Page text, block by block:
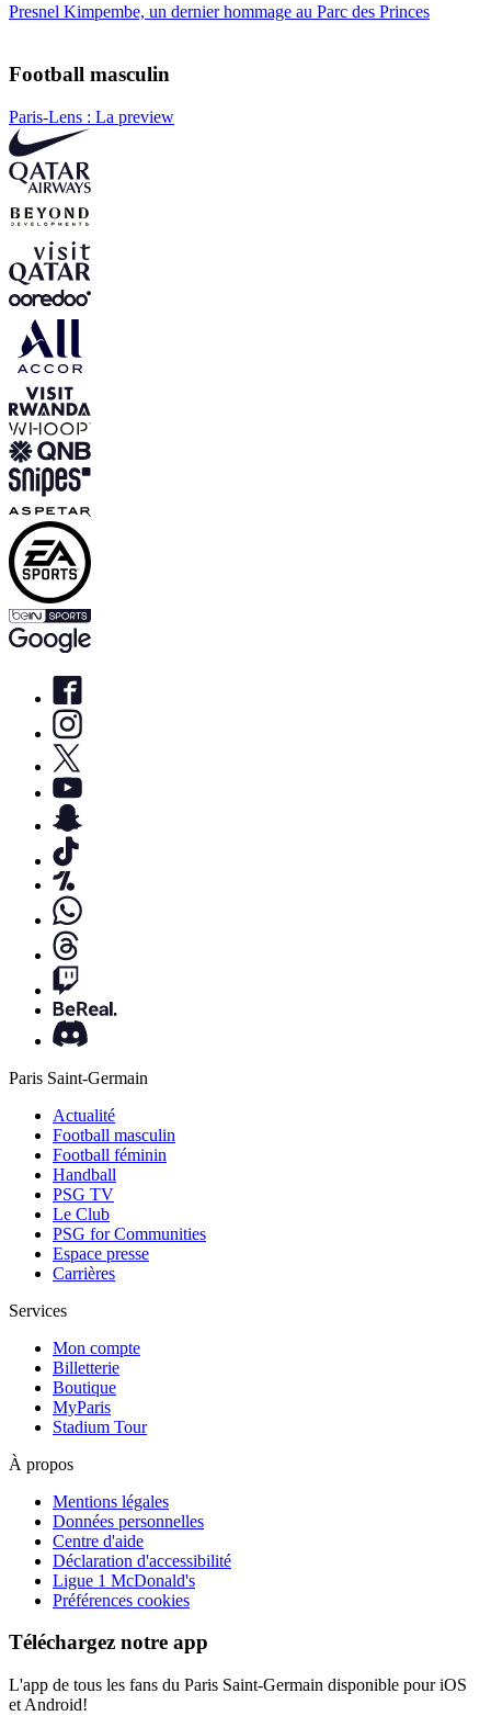
Presnel Kimpembe, un dernier hommage au Parc des Princes
Football masculin
Paris-Lens : La preview
Paris Saint-Germain
Actualité
Football masculin
Football féminin
Handball
PSG TV
Le Club
PSG for Communities
Espace presse
Carrières
Services
Mon compte
Billetterie
Boutique
MyParis
Stadium Tour
À propos
Mentions légales
Données personnelles
Centre d'aide
Déclaration d'accessibilité
Ligue 1 McDonald's
Préférences cookies
Téléchargez notre app
L'app de tous les fans du Paris Saint-Germain disponible pour iOS
et Android!